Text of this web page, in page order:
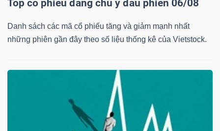
Top cổ phiếu đáng chú ý đầu phiên 06/08
Danh sách các mã cổ phiếu tăng và giảm mạnh nhất
những phiên gần đây theo số liệu thống kê của Vietstock.